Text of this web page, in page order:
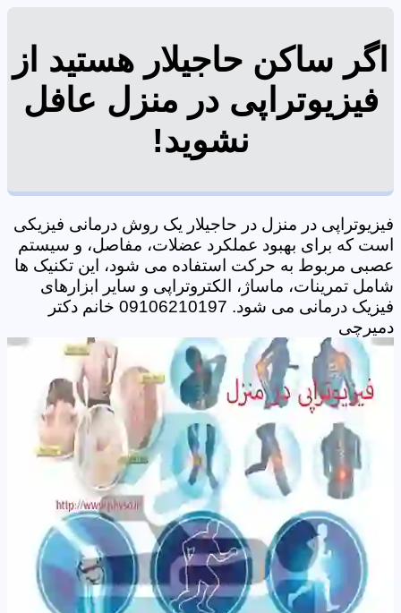
اگر ساکن حاجیلار هستید از
فیزیوتراپی در منزل عافل
نشوید!
فیزیوتراپی در منزل در حاجیلار یک روش درمانی فیزیکی
است که برای بهبود عملکرد عضلات، مفاصل، و سیستم
عصبی مربوط به حرکت استفاده می شود، این تکنیک ها
شامل تمرینات، ماساژ، الکتروتراپی و سایر ابزارهای
فیزیک درمانی می شود. 09106210197 خانم دکتر
دمیرچی